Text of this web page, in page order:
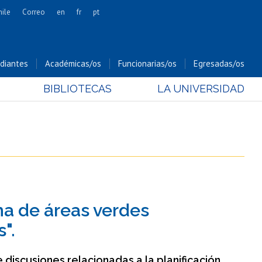
Cs. Forestales y Conservación
Cs. Sociales
Correo en fr pt
Académicas/os Funcionarias/os Egresadas/os
BIBLIOTECAS LA UNIVERSIDAD
de áreas verdes